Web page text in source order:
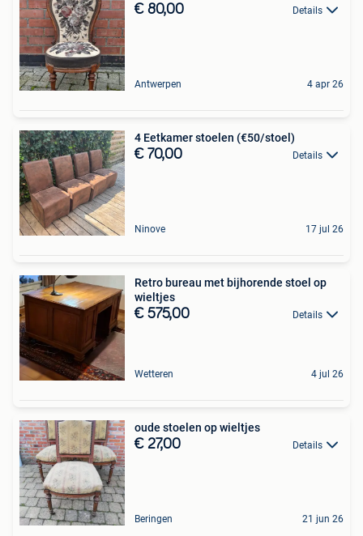
€ 80,00 Details
Antwerpen 4 apr 26
4 Eetkamer stoelen (€50/stoel)
€ 70,00 Details
Ninove 17 jul 26
Retro bureau met bijhorende stoel op
wieltjes
€ 575,00 Details
Wetteren 4 jul 26
oude stoelen op wieltjes
€ 27,00 Details
Beringen 21 jun 26